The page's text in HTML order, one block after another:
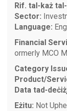
Rif. tal-każ
Sector:
Language:
Financial
ormerly MCO
Category
Product/
Data tad-
Eżitu: Not